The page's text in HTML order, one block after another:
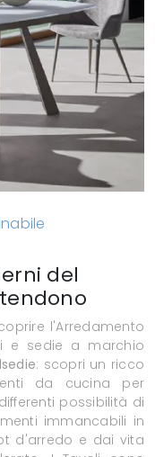
del
l'Arredamento
e sedie a marchio
: scopri un ricco
da cucina per
possibilità di
immancabili in
d'arredo e dai vita